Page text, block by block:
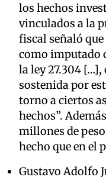
los hechos
vinculados a la
fiscal señaló
como imputado
la ley 27.304
sostenida por
torno a ciertos
hechos”.
millones de
hecho que en el
Gustavo Adolfo